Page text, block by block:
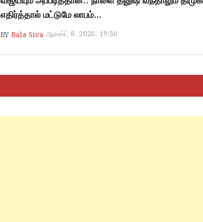
எதிர்த்தால் மட்டுமே லாபம்…
BY Bala Siva ஆகஸ்ட் 8, 2026, 19:30